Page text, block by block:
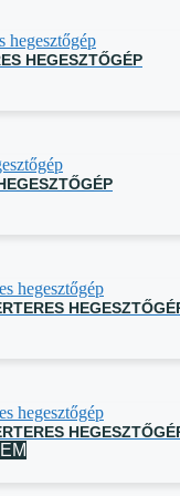
HEGESZTŐGÉP